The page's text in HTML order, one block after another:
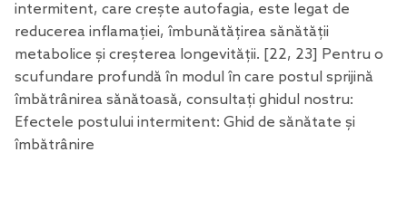
intermitent, care crește autofagia, este legat de
reducerea inflamației, îmbunătățirea sănătății
metabolice și creșterea longevității. [22, 23] Pentru o
scufundare profundă în modul în care postul sprijină
îmbătrânirea sănătoasă, consultați ghidul nostru:
Efectele postului intermitent: Ghid de sănătate și
îmbătrânire